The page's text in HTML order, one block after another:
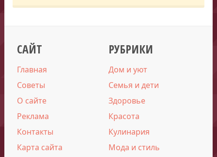
САЙТ
Главная
Советы
О сайте
Реклама
Контакты
Карта сайта
РУБРИКИ
Дом и уют
Семья и дети
Здоровье
Красота
Кулинария
Мода и стиль